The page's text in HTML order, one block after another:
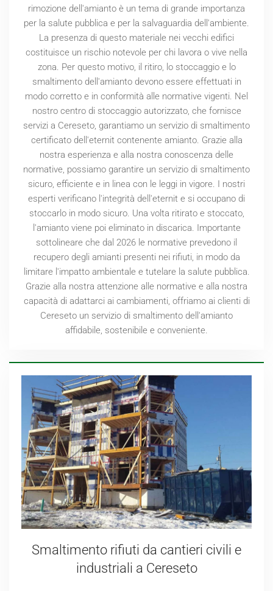
rimozione dell'amianto è un tema di grande importanza
per la salute pubblica e per la salvaguardia dell'ambiente.
La presenza di questo materiale nei vecchi edifici
costituisce un rischio notevole per chi lavora o vive nella
zona. Per questo motivo, il ritiro, lo stoccaggio e lo
smaltimento dell'amianto devono essere effettuati in
modo corretto e in conformità alle normative vigenti. Nel
nostro centro di stoccaggio autorizzato, che fornisce
servizi a Cereseto, garantiamo un servizio di smaltimento
certificato dell'eternit contenente amianto. Grazie alla
nostra esperienza e alla nostra conoscenza delle
normative, possiamo garantire un servizio di smaltimento
sicuro, efficiente e in linea con le leggi in vigore. I nostri
esperti verificano l'integrità dell'eternit e si occupano di
stoccarlo in modo sicuro. Una volta ritirato e stoccato,
l'amianto viene poi eliminato in discarica. Importante
sottolineare che dal 2026 le normative prevedono il
recupero degli amianti presenti nei rifiuti, in modo da
limitare l'impatto ambientale e tutelare la salute pubblica.
Grazie alla nostra attenzione alle normative e alla nostra
capacità di adattarci ai cambiamenti, offriamo ai clienti di
Cereseto un servizio di smaltimento dell'amianto
affidabile, sostenibile e conveniente.
Smaltimento rifiuti da cantieri civili e
industriali a Cereseto